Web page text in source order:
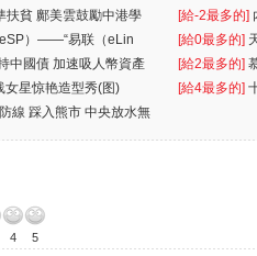
一
扶貧 鄺美雲鼓勵中港學
[給-2最多的]
人
）——“易联（eLin
[給0最多的]
中國債 加速吸人幣資產 [給2最多的]
女星惊艳造型秀(图) [給4最多的]
線 踩入熊市 中央放水無
4 5